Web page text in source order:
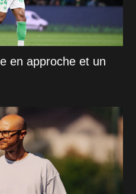
en approche et un